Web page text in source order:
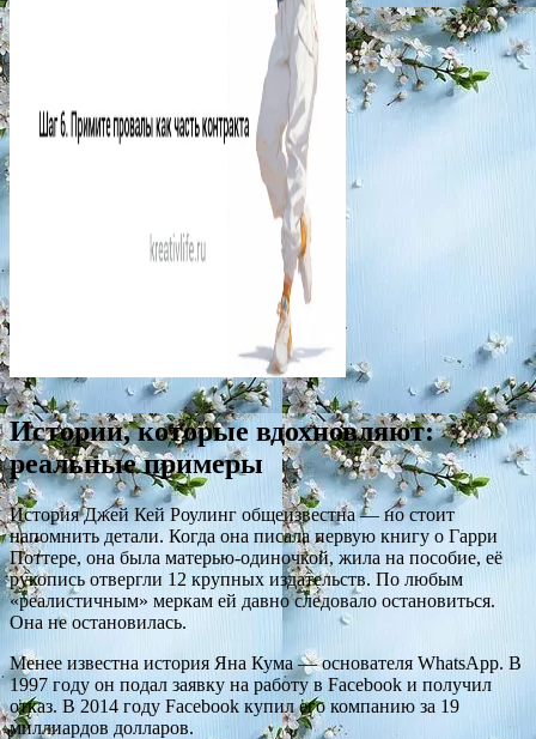
Истории, которые вдохновляют:
реальные примеры
История Джей Кей Роулинг общеизвестна — но стоит
напомнить детали. Когда она писала первую книгу о Гарри
Поттере, она была матерью-одиночкой, жила на пособие, её
рукопись отвергли 12 крупных издательств. По любым
«реалистичным» меркам ей давно следовало остановиться.
Она не остановилась.
Менее известна история Яна Кума — основателя WhatsApp. В
1997 году он подал заявку на работу в Facebook и получил
отказ. В 2014 году Facebook купил его компанию за 19
миллиардов долларов.